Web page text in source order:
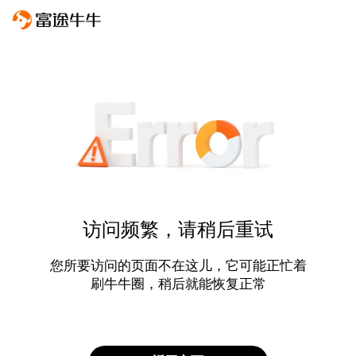
访问频繁，请稍后重试
您所要访问的页面不在这儿，它可能正忙着
刷牛牛圈，稍后就能恢复正常